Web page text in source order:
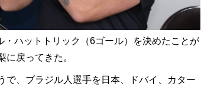
ハットトリック（6ゴール）を決めたことが
戻ってきた。
、ブラジル人選手を日本、ドバイ、カター